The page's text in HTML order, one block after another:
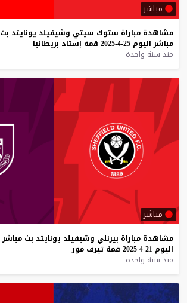
مباشر
مشاهدة مباراة ستوك سيتي وشيفيلد يونايتد بث
مباشر اليوم 25-4-2025 قمة إستاد بريطانيا
منذ سنة واحدة
مباشر
مشاهدة مباراة بيرنلي وشيفيلد يونايتد بث مباشر
اليوم 21-4-2025 قمة تيرف مور
منذ سنة واحدة